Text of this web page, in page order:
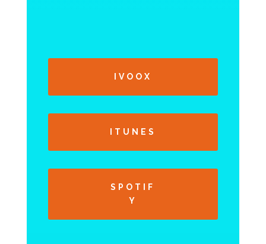
IVOOX
ITUNES
SPOTIF
Y